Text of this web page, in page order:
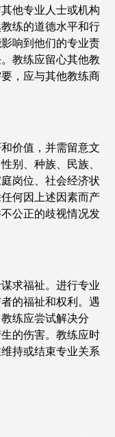
他专业人士或机构
练的道德水平和行
响到他们的专业责
教练应留心其他教
，应与其他教练商
价值，并需留意文
别、种族、民族、
岗位、社会经济状
何因上述因素而产
公正的歧视情况发
求福祉。进行专业
的福祉和权利。遇
练应尝试解决分
的伤害。教练应时
持或结束专业关系